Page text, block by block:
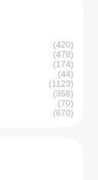
(420)
(478)
(174)
(44)
(1123)
(358)
(70)
(670)